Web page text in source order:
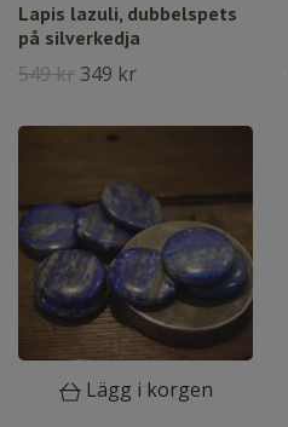
Lapis lazuli, dubbelspets
på silverkedja
549 kr 349 kr
Lägg i korgen